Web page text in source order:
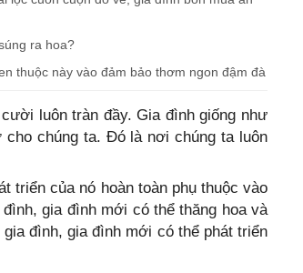
ra hoa?
thuộc này vào đảm bảo thơm ngon đậm đà
luôn tràn đầy. Gia đình giống như
chúng ta. Đó là nơi chúng ta luôn
triển của nó hoàn toàn phụ thuộc vào
gia đình mới có thể thăng hoa và
đình, gia đình mới có thể phát triển